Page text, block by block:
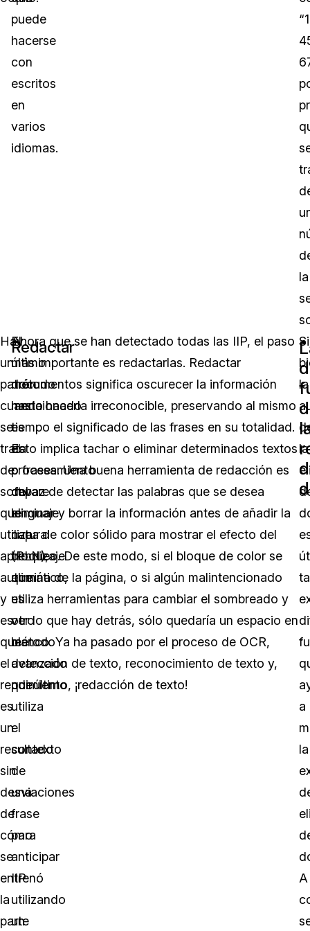
puede
hacerse
con
escritos
en
varios
idiomas.
la
Hay
un
patrón
cuando
se
trata
de
software
que
utiliza
aprendizaje
automático,
y
es
que
el
rendimiento
es
un
resultado
sin
desviaciones
de
cómo
se
entrenó
la
parte
El
último
método
mencionado
es
el
procesamiento
del
lenguaje
natural
(PLN),
que
es
otro
método
avanzado
que
utiliza
el
contexto
de
una
frase
para
anticipar
IIP
utilizando
un
Redactar
Ahora que se han detectado todas las IIP, el paso
más importante es redactarlas. Redactar
documentos significa oscurecer la información
hasta hacerla irreconocible, preservando al mismo
tiempo el significado de las frases en su totalidad.
Esto implica tachar o eliminar determinados textos
o frases. Una buena herramienta de redacción es
capaz de detectar las palabras que se desea
eliminar y borrar la información antes de añadir la
capa de color sólido para mostrar el efecto del
bloqueo. De este modo, si el bloque de color se
elimina de la página, o si algún malintencionado
utiliza herramientas para cambiar el sombreado y
ver lo que hay detrás, sólo quedaría un espacio en
blanco. Ya ha pasado por el proceso de OCR,
detección de texto, reconocimiento de texto y,
por último, ¡redacción de texto!
Si
la
la
a
la
A